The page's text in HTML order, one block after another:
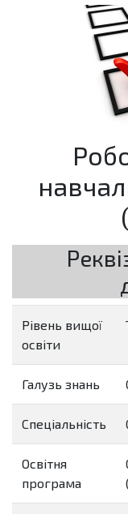
Рівень вищої
освіти
Галузь знань
Спеціальність
Освітня
програма